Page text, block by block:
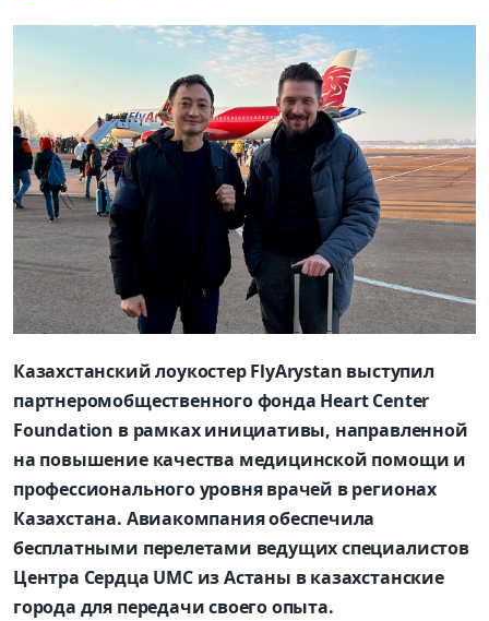
Казахстанский лоукостерFlyArystan выступил
партнеромобщественного фонда Heart Center
Foundation в рамках инициативы, направленной
на повышение качества медицинской помощи и
профессионального уровня врачей в регионах
Казахстана. Авиакомпания обеспечила
бесплатными перелетами ведущих специалистов
Центра Cердца UMC из Астаны в казахстанские
города для передачисвоегоопыта.